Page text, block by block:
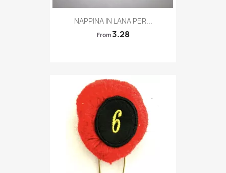
Quick view
NAPPINA IN LANA PER...
From3.28